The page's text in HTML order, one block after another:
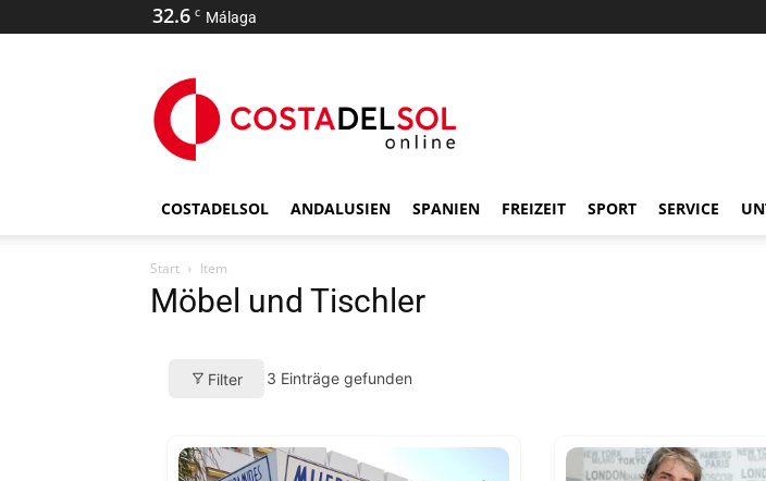
32.6 C Málaga
COSTADELSOL ANDALUSIEN SPANIEN FREIZEIT SPORT SERVICE
Start Item
Möbel und Tischler
Filter 3 Einträge gefunden